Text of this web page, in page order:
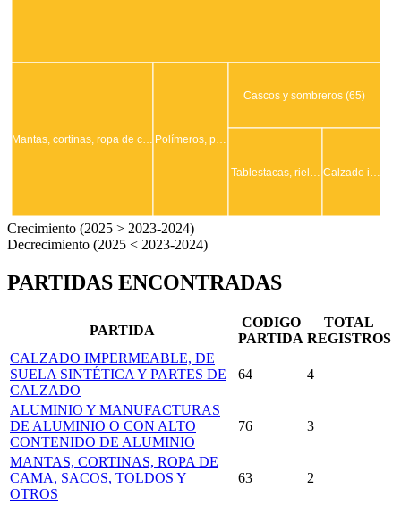
Mantas, cortinas, ropa de c… Polímeros, p…
Cascos y sombreros (65)
Tablestacas, riel… Calzado i…
Crecimiento (2025 > 2023-2024)
Decrecimiento (2025 < 2023-2024)
PARTIDAS ENCONTRADAS
PARTIDA
CODIGO
PARTIDA
TOTAL
REGISTROS
CALZADO IMPERMEABLE, DE
SUELA SINTÉTICA Y PARTES DE
CALZADO
64 4
ALUMINIO Y MANUFACTURAS
DE ALUMINIO O CON ALTO
CONTENIDO DE ALUMINIO
76 3
MANTAS, CORTINAS, ROPA DE
CAMA, SACOS, TOLDOS Y
OTROS
63 2